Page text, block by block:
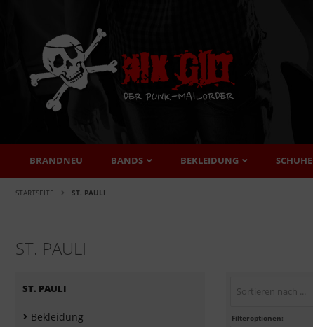
BRANDNEU BANDS BEKLEIDUNG SCHUHE
STARTSEITE ST. PAULI
ST. PAULI
ST. PAULI
Bekleidung
Sortieren nach ...
Filteroptionen: